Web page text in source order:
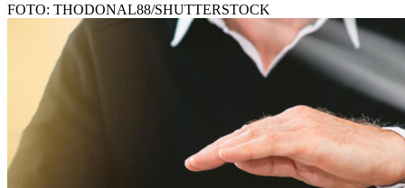
FOTO: THODONAL88/SHUTTERSTOCK